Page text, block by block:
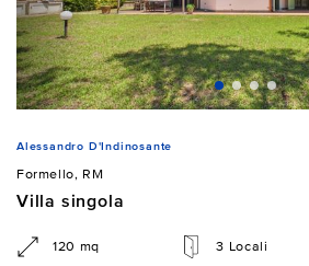
Alessandro D'Indinosante
Formello, RM
Villa singola
120 mq 3 Locali